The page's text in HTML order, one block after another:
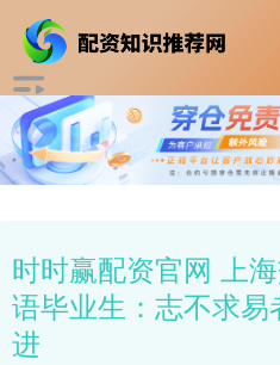
时时赢配资官网 上
语毕业生：志不求
进